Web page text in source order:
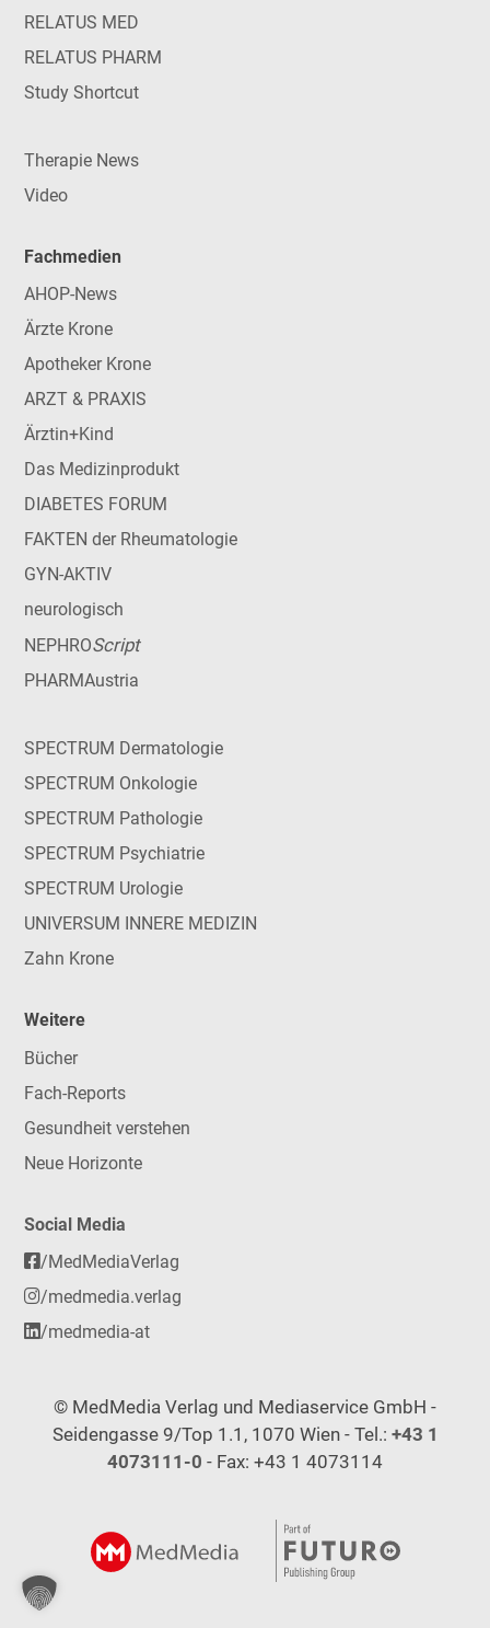
RELATUS MED
RELATUS PHARM
Study Shortcut
Therapie News
Video
Fachmedien
AHOP-News
Ärzte Krone
Apotheker Krone
ARZT & PRAXIS
Ärztin+Kind
Das Medizinprodukt
DIABETES FORUM
FAKTEN der Rheumatologie
GYN-AKTIV
neurologisch
NEPHROScript
PHARMAustria
SPECTRUM Dermatologie
SPECTRUM Onkologie
SPECTRUM Pathologie
SPECTRUM Psychiatrie
SPECTRUM Urologie
UNIVERSUM INNERE MEDIZIN
Zahn Krone
Weitere
Bücher
Fach-Reports
Gesundheit verstehen
Neue Horizonte
Social Media
/MedMediaVerlag
/medmedia.verlag
/medmedia-at
© MedMedia Verlag und Mediaservice GmbH -
Seidengasse 9/Top 1.1, 1070 Wien - Tel.: +43 1
4073111-0 - Fax: +43 1 4073114